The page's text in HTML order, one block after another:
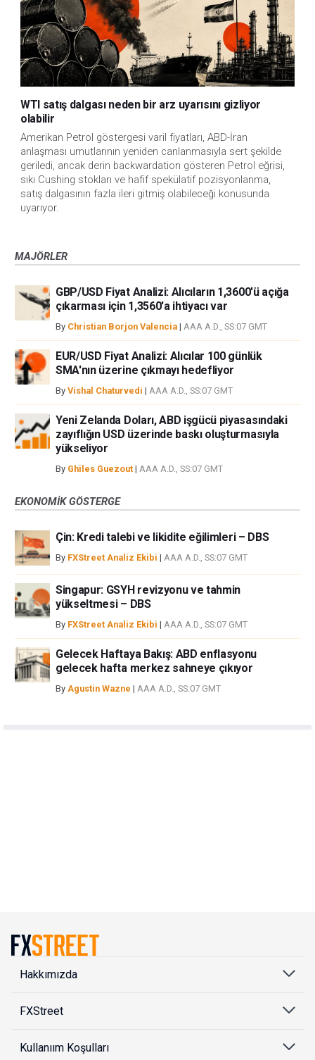
WTI satış dalgası neden bir arz uyarısını gizliyor
olabilir
Amerikan Petrol göstergesi varil fiyatları, ABD-İran
anlaşması umutlarının yeniden canlanmasıyla sert şekilde
geriledi, ancak derin backwardation gösteren Petrol eğrisi,
sıkı Cushing stokları ve hafif spekülatif pozisyonlanma,
satış dalgasının fazla ileri gitmiş olabileceği konusunda
uyarıyor.
MAJÖRLER
GBP/USD Fiyat Analizi: Alıcıların 1,3600'ü açığa
çıkarması için 1,3560'a ihtiyacı var
By Christian Borjon Valencia | AAA A.D., SS:07 GMT
EUR/USD Fiyat Analizi: Alıcılar 100 günlük
SMA'nın üzerine çıkmayı hedefliyor
By Vishal Chaturvedi | AAA A.D., SS:07 GMT
Yeni Zelanda Doları, ABD işgücü piyasasındaki
zayıflığın USD üzerinde baskı oluşturmasıyla
yükseliyor
By Ghiles Guezout | AAA A.D., SS:07 GMT
EKONOMIK GÖSTERGE
Çin: Kredi talebi ve likidite eğilimleri – DBS
By FXStreet Analiz Ekibi | AAA A.D., SS:07 GMT
Singapur: GSYH revizyonu ve tahmin
yükseltmesi – DBS
By FXStreet Analiz Ekibi | AAA A.D., SS:07 GMT
Gelecek Haftaya Bakış: ABD enflasyonu
gelecek hafta merkez sahneye çıkıyor
By Agustin Wazne | AAA A.D., SS:07 GMT
Hakkımızda
FXStreet
Kullanıım Koşulları